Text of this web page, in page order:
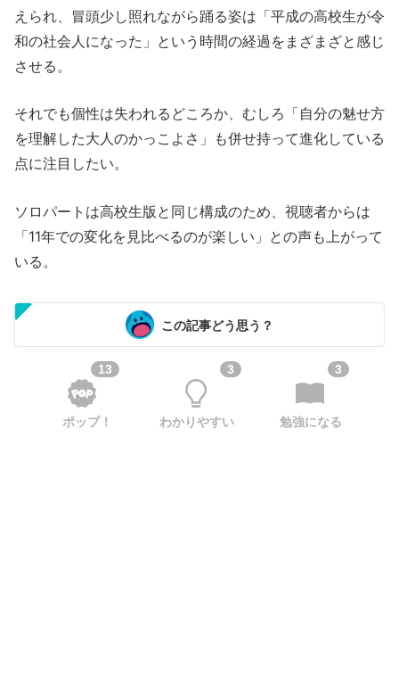
えられ、冒頭少し照れながら踊る姿は「平成の高校生が令
和の社会人になった」という時間の経過をまざまざと感じ
させる。
それでも個性は失われるどころか、むしろ「自分の魅せ方
を理解した大人のかっこよさ」も併せ持って進化している
点に注目したい。
ソロパートは高校生版と同じ構成のため、視聴者からは
「11年での変化を見比べるのが楽しい」との声も上がって
いる。
この記事どう思う？
13
ポップ！
3
わかりやすい
3
勉強になる